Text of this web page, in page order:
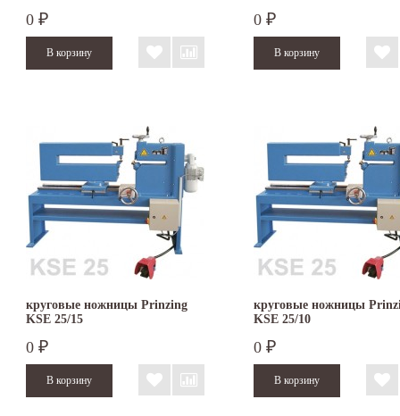
0 ₽ 0 ₽
круговые ножницы Prinzing
KSE 25/15
0 ₽
круговые ножницы
KSE 25/10
0 ₽